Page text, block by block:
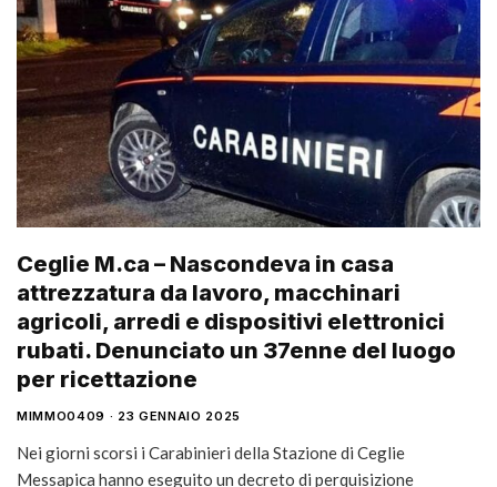
Ceglie M.ca – Nascondeva in casa
attrezzatura da lavoro, macchinari
agricoli, arredi e dispositivi elettronici
rubati. Denunciato un 37enne del luogo
per ricettazione
MIMMO0409 23 GENNAIO 2025
Nei giorni scorsi i Carabinieri della Stazione di Ceglie
Messapica hanno eseguito un decreto di perquisizione